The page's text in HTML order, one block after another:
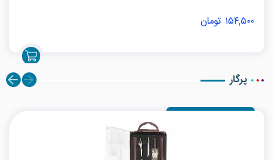
۱۵۴,۵۰۰ تومان
پرگار